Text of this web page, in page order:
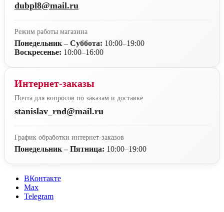
dubpl8@mail.ru
Режим работы магазина
Понедельник – Суббота: 10:00–19:00
Воскресенье: 10:00–16:00
Интернет-заказы
Почта для вопросов по заказам и доставке
stanislav_rnd@mail.ru
График обработки интернет-заказов
Понедельник – Пятница: 10:00–19:00
ВКонтакте
Max
Telegram